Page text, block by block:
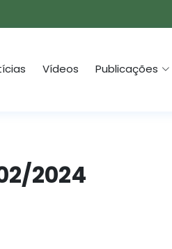
Vídeos Publicações
2024